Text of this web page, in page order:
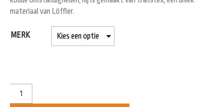
materiaal van Löffler.
MERK